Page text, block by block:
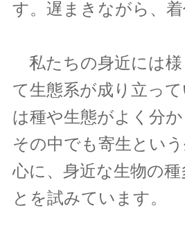
す。遅まきながら、
私たちの身近には
て生態系が成り立っ
は種や生態がよく分
その中でも寄生とい
心に、身近な生物の
とを試みています。